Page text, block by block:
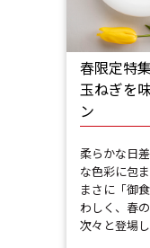
春限定特
玉ねぎを
ン
柔らかな日
な色彩に包
まさに「御
わしく、春
次々と登場